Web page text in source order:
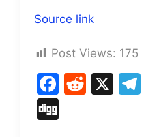
Source link
Post Views: 175
F
R
X